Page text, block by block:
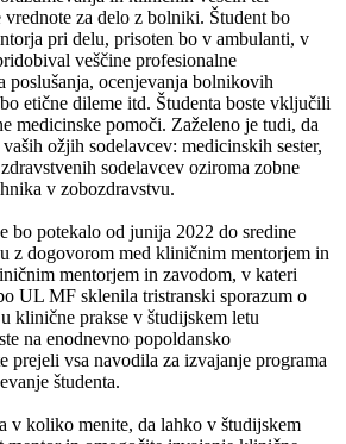
za delo z bolniki. Študent bo
pri delu, prisoten bo v ambulanti, v
veščine profesionalne
poslušanja, ocenjevanja bolnikovih
etične dileme itd. Študenta boste vključili
medicinske pomoči. Zaželeno je tudi, da
ožjih sodelavcev: medicinskih sester,
sodelavcev oziroma zobne
v zobozdravstvu.
bo potekalo od junija 2022 do sredine
z dogovorom med kliničnim mentorjem in
mentorjem in zavodom, v kateri
UL MF sklenila tristranski sporazum o
klinične prakse v študijskem letu
na enodnevno popoldansko
prejeli vsa navodila za izvajanje programa
študenta.
v koliko menite, da lahko v študijskem